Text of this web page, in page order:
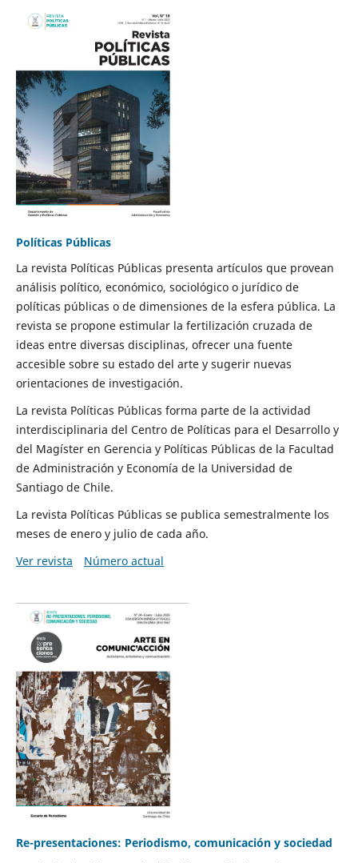
Políticas Públicas
La revista Políticas Públicas presenta artículos que provean
análisis político, económico, sociológico o jurídico de
políticas públicas o de dimensiones de la esfera pública. La
revista se propone estimular la fertilización cruzada de
ideas entre diversas disciplinas, ofrecer una fuente
accesible sobre su estado del arte y sugerir nuevas
orientaciones de investigación.
La revista Políticas Públicas forma parte de la actividad
interdisciplinaria del Centro de Políticas para el Desarrollo y
del Magíster en Gerencia y Políticas Públicas de la Facultad
de Administración y Economía de la Universidad de
Santiago de Chile.
La revista Políticas Públicas se publica semestralmente los
meses de enero y julio de cada año.
Ver revista
Número actual
Re-presentaciones: Periodismo, comunicación y sociedad